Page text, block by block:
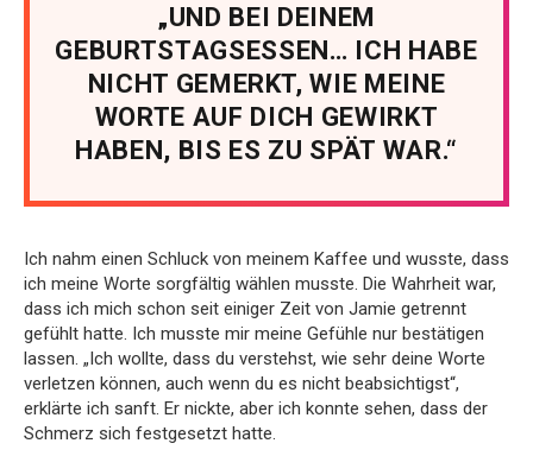
„UND BEI DEINEM
GEBURTSTAGSESSEN… ICH HABE
NICHT GEMERKT, WIE MEINE
WORTE AUF DICH GEWIRKT
HABEN, BIS ES ZU SPÄT WAR.“
Ich nahm einen Schluck von meinem Kaffee und wusste, dass
ich meine Worte sorgfältig wählen musste. Die Wahrheit war,
dass ich mich schon seit einiger Zeit von Jamie getrennt
gefühlt hatte. Ich musste mir meine Gefühle nur bestätigen
lassen. „Ich wollte, dass du verstehst, wie sehr deine Worte
verletzen können, auch wenn du es nicht beabsichtigst“,
erklärte ich sanft. Er nickte, aber ich konnte sehen, dass der
Schmerz sich festgesetzt hatte.